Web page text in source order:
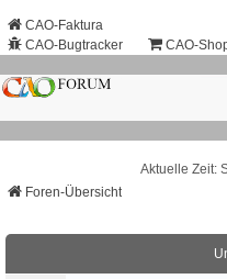
CAO-Faktura
CAO-Bugtracker
CAO-
Aktuelle Zeit:
Foren-Übersicht